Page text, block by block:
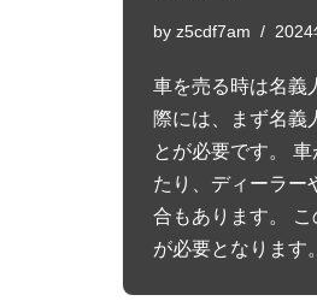
by z5cdf7am 2024
車を売る時は名義
際には、まず名義
とが必要です。
たり、ディーラー
合もあります。
が必要となります